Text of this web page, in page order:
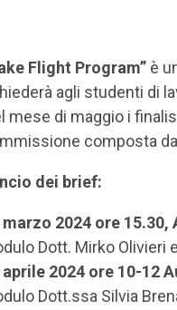
Flight Program” è
agli studenti di
mese di maggio i
composta
dei brief:
marzo 2024 ore 15.30,
Dott. Mirko Olivieri
aprile 2024 ore 10-12
Dott.ssa Silvia